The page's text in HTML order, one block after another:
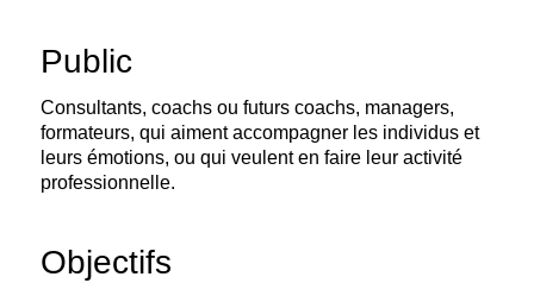
Public
Consultants, coachs ou futurs coachs, managers,
formateurs, qui aiment accompagner les individus et
leurs émotions, ou qui veulent en faire leur activité
professionnelle.
Objectifs